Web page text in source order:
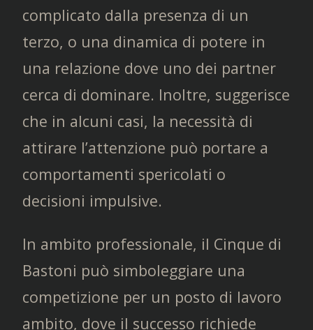
complicato dalla presenza di un
terzo, o una dinamica di potere in
una relazione dove uno dei partner
cerca di dominare. Inoltre, suggerisce
che in alcuni casi, la necessità di
attirare l’attenzione può portare a
comportamenti spericolati o
decisioni impulsive.
In ambito professionale, il Cinque di
Bastoni può simboleggiare una
competizione per un posto di lavoro
ambito, dove il successo richiede